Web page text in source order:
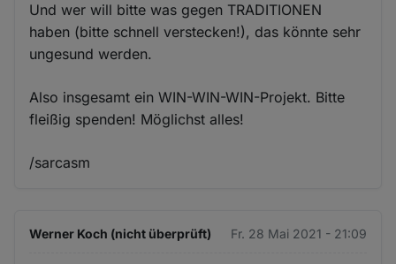
Und wer will bitte was gegen TRADITIONEN
haben (bitte schnell verstecken!), das könnte sehr
ungesund werden.
Also insgesamt ein WIN-WIN-WIN-Projekt. Bitte
fleißig spenden! Möglichst alles!
/sarcasm
Werner Koch (nicht überprüft) Fr. 28 Mai 2021 - 21:09